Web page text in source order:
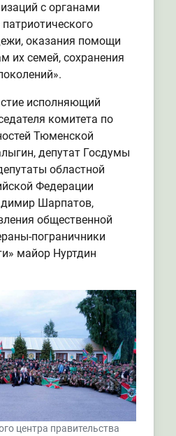
с органами
оказания помощи
их семей, сохранения
исполняющий
комитета по
Тюменской
депутат Госдумы
областной
Федерации
Шарпатов,
общественной
пограничники
майор Нуртдин
центра правительства